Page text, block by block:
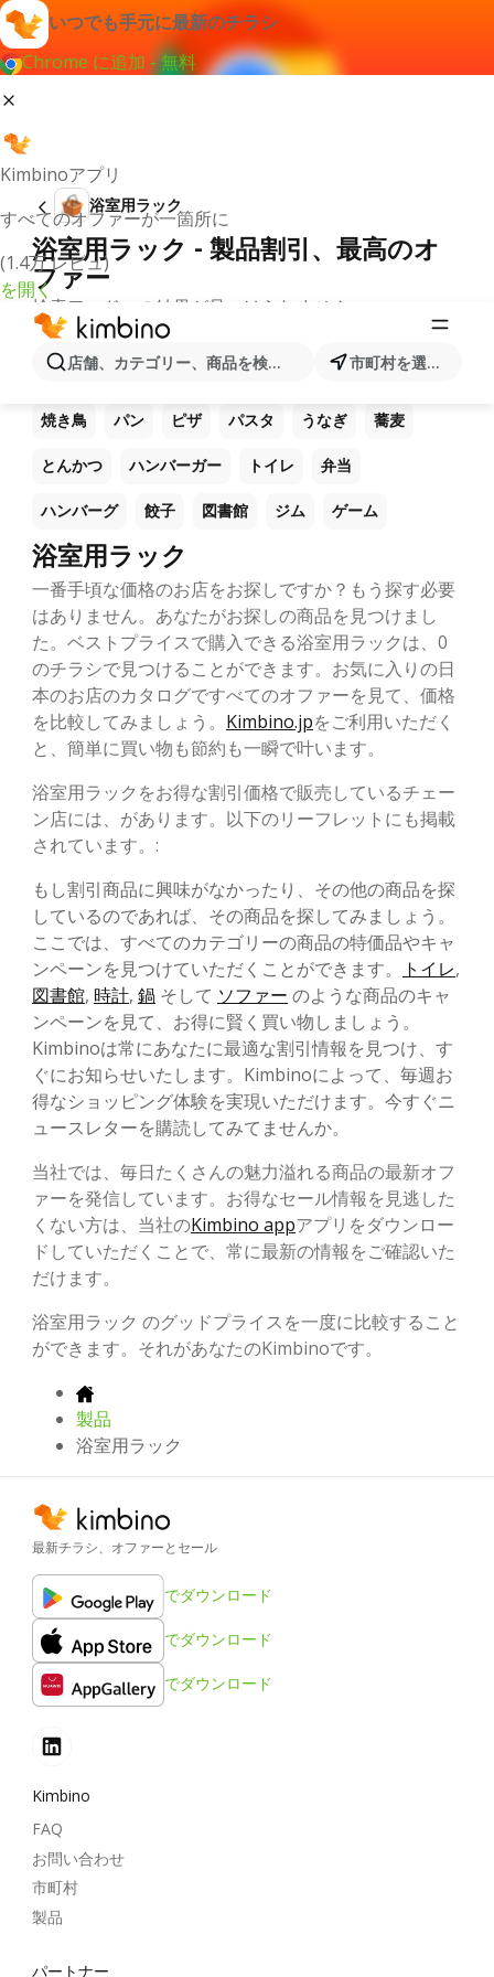
いつでも手元に最新のチラシ
Chrome に追加 - 無料
Kimbinoアプリ
すべてのオファーが一箇所に
(1.4万 レビュ)
を開く
店舗、カテゴリー、商品を検索... 市町村を選択します
浴室用ラック
浴室用ラック - 製品割引、最高のオ
ファー
検索ワードへの結果が見つけられません。
他のお気に入り製品
ラーメン コーヒー ご飯 電卓
焼き鳥 パン ピザ パスタ うなぎ 蕎麦
とんかつ ハンバーガー トイレ 弁当
ハンバーグ 餃子 図書館 ジム ゲーム
浴室用ラック
一番手頃な価格のお店をお探しですか？もう探す必要
はありません。あなたがお探しの商品を見つけまし
た。ベストプライスで購入できる浴室用ラックは、0
のチラシで見つけることができます。お気に入りの日
本のお店のカタログですべてのオファーを見て、価格
を比較してみましょう。 Kimbino.jpをご利用いただく
と、簡単に買い物も節約も一瞬で叶います。
浴室用ラックをお得な割引価格で販売しているチェー
ン店には、があります。以下のリーフレットにも掲載
されています。:
もし割引商品に興味がなかったり、その他の商品を探
しているのであれば、その商品を探してみましょう。
ここでは、すべてのカテゴリーの商品の特価品やキャ
ンペーンを見つけていただくことができます。
トイレ,
図書館, 時計, 鍋 そして ソファー のような商品のキャ
ンペーンを見て、お得に賢く買い物しましょう。
Kimbinoは常にあなたに最適な割引情報を見つけ、す
ぐにお知らせいたします。Kimbinoによって、毎週お
得なショッピング体験を実現いただけます。今すぐニ
ュースレターを購読してみてませんか。
当社では、毎日たくさんの魅力溢れる商品の最新オフ
ァーを発信しています。お得なセール情報を見逃した
くない方は、当社のKimbino appアプリをダウンロー
ドしていただくことで、常に最新の情報をご確認いた
だけます。
浴室用ラック のグッドプライスを一度に比較すること
ができます。それがあなたのKimbinoです。
製品
浴室用ラック
最新チラシ、オファーとセール
でダウンロード
でダウンロード
でダウンロード
Kimbino
FAQ
お問い合わせ
市町村
製品
パートナー